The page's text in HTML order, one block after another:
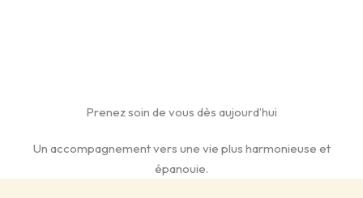
Prenez soin de vous dès aujourd’hui
Un accompagnement vers une vie plus harmonieuse et
épanouie.